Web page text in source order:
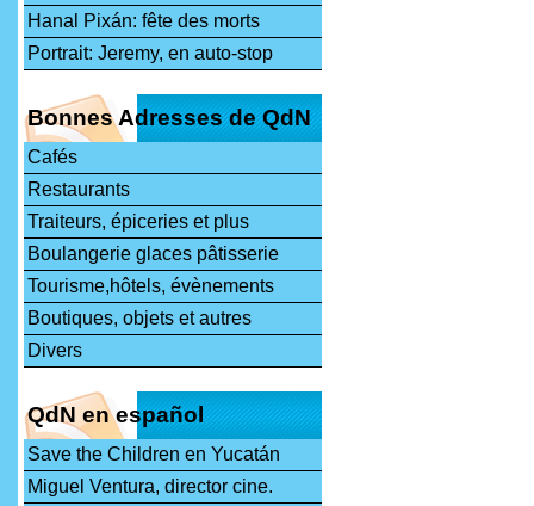
Hanal Pixán: fête des morts
Portrait: Jeremy, en auto-stop
Bonnes Adresses de QdN
Cafés
Restaurants
Traiteurs, épiceries et plus
Boulangerie glaces pâtisserie
Tourisme,hôtels, évènements
Boutiques, objets et autres
Divers
QdN en español
Save the Children en Yucatán
Miguel Ventura, director cine.